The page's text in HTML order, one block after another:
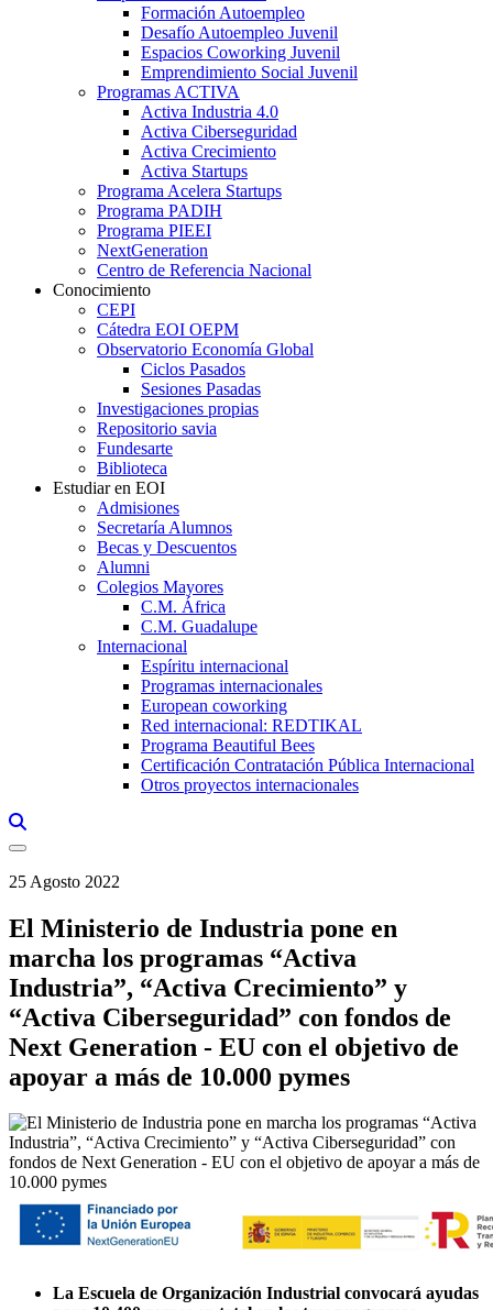
Formación Autoempleo
Desafío Autoempleo Juvenil
Espacios Coworking Juvenil
Emprendimiento Social Juvenil
Programas ACTIVA
Activa Industria 4.0
Activa Ciberseguridad
Activa Crecimiento
Activa Startups
Programa Acelera Startups
Programa PADIH
Programa PIEEI
NextGeneration
Centro de Referencia Nacional
Conocimiento
CEPI
Cátedra EOI OEPM
Observatorio Economía Global
Ciclos Pasados
Sesiones Pasadas
Investigaciones propias
Repositorio savia
Fundesarte
Biblioteca
Estudiar en EOI
Admisiones
Secretaría Alumnos
Becas y Descuentos
Alumni
Colegios Mayores
C.M. África
C.M. Guadalupe
Internacional
Espíritu internacional
Programas internacionales
European coworking
Red internacional: REDTIKAL
Programa Beautiful Bees
Certificación Contratación Pública Internacional
Otros proyectos internacionales
25 Agosto 2022
El Ministerio de Industria pone en
marcha los programas “Activa
Industria”, “Activa Crecimiento” y
“Activa Ciberseguridad” con fondos de
Next Generation - EU con el objetivo de
apoyar a más de 10.000 pymes
La Escuela de Organización Industrial convocará ayudas